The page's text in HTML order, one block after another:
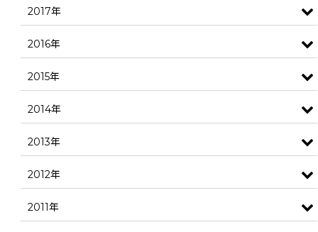
2017年
2016年
2015年
2014年
2013年
2012年
2011年